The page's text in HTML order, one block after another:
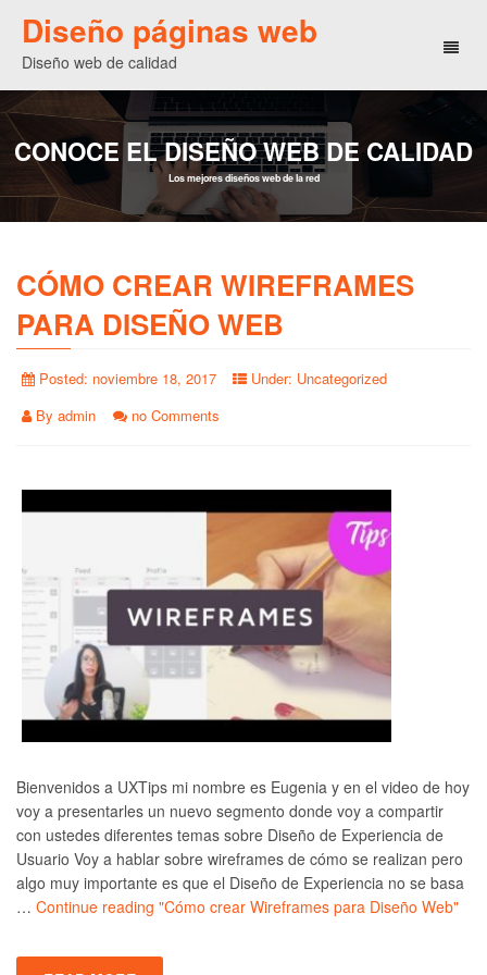
Diseño páginas web
Diseño web de calidad
CONOCE EL DISEÑO WEB DE CALIDAD
Los mejores diseños web de la red
CÓMO CREAR WIREFRAMES
PARA DISEÑO WEB
Posted: noviembre 18, 2017 Under: Uncategorized
By admin no Comments
Bienvenidos a UXTips mi nombre es Eugenia y en el video de hoy
voy a presentarles un nuevo segmento donde voy a compartir
con ustedes diferentes temas sobre Diseño de Experiencia de
Usuario Voy a hablar sobre wireframes de cómo se realizan pero
algo muy importante es que el Diseño de Experiencia no se basa
… Continue reading "Cómo crear Wireframes para Diseño Web"